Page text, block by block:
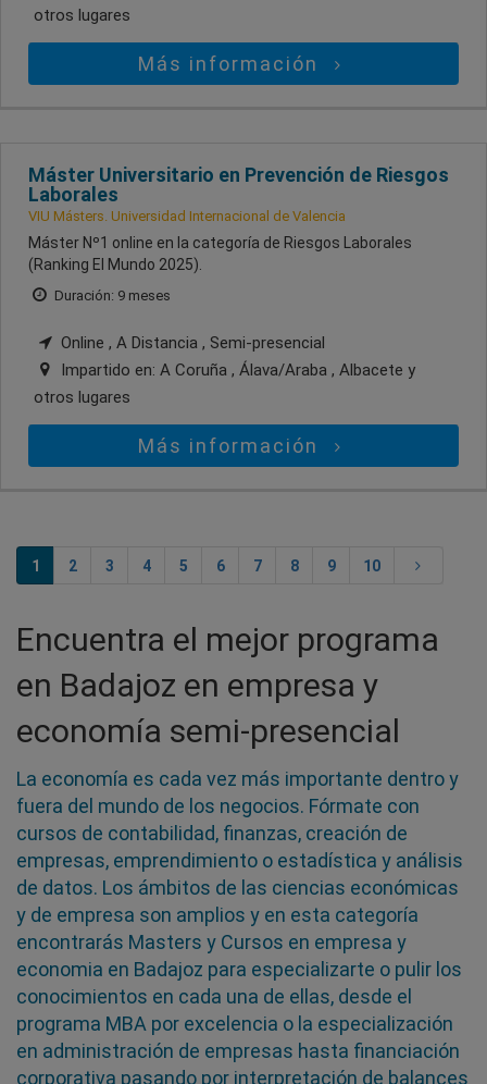
otros lugares
Más información
Máster Universitario en Prevención de Riesgos
Laborales
VIU Másters. Universidad Internacional de Valencia
Máster Nº1 online en la categoría de Riesgos Laborales
(Ranking El Mundo 2025).
Duración: 9 meses
Online , A Distancia , Semi-presencial
Impartido en: A Coruña , Álava/Araba , Albacete y
otros lugares
Más información
1 2 3 4 5 6 7 8 9 10
Encuentra el mejor programa
en Badajoz en empresa y
economía semi-presencial
La economía es cada vez más importante dentro y
fuera del mundo de los negocios. Fórmate con
cursos de contabilidad, finanzas, creación de
empresas, emprendimiento o estadística y análisis
de datos. Los ámbitos de las ciencias económicas
y de empresa son amplios y en esta categoría
encontrarás Masters y Cursos en empresa y
economia en Badajoz para especializarte o pulir los
conocimientos en cada una de ellas, desde el
programa MBA por excelencia o la especialización
en administración de empresas hasta financiación
corporativa pasando por interpretación de balances